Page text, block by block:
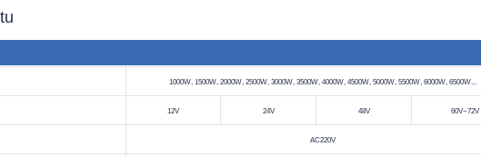
1000W, 1500W, 2000W, 2500W, 3000W, 3500W, 4000W, 4500W, 5000W, 5500W, 6000W, 6500W...
12V 24V 48V 60V~72V
AC220V